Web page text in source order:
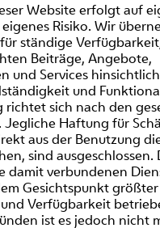
Website erfolgt auf
Risiko. Wir
ständige
Beiträge, Angebote,
und Services hinsichtlich
und
richtet sich nach den
Jegliche Haftung für
aus der Benutzung
sind ausgeschlossen.
damit verbundenen
Gesichtspunkt
Verfügbarkeit
ist es jedoch nicht